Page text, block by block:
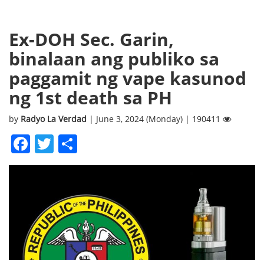
Ex-DOH Sec. Garin,
binalaan ang publiko sa
paggamit ng vape kasunod
ng 1st death sa PH
by Radyo La Verdad | June 3, 2024 (Monday) | 190411
Facebook
Twitter